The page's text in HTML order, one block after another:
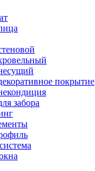
покрытие
забора